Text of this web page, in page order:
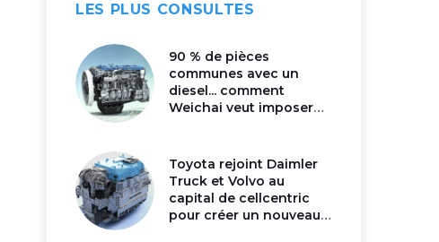
LES PLUS CONSULTES
90 % de pièces
communes avec un
diesel... comment
Weichai veut imposer
Toyota rejoint Daimler
Truck et Volvo au
capital de cellcentric
pour créer un nouveau